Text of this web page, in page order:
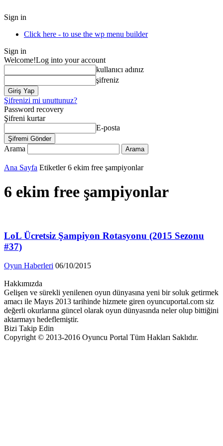
Sign in
Click here - to use the wp menu builder
Sign in
Welcome!Log into your account
kullanıcı adınız
şifreniz
Şifrenizi mi unuttunuz?
Password recovery
Şifreni kurtar
E-posta
Arama
Ana Sayfa Etiketler 6 ekim free şampiyonlar
6 ekim free şampiyonlar
LoL Ücretsiz Şampiyon Rotasyonu (2015 Sezonu
#37)
Oyun Haberleri 06/10/2015
Hakkımızda
Gelişen ve sürekli yenilenen oyun dünyasına yeni bir soluk getirmek
amacı ile Mayıs 2013 tarihinde hizmete giren oyuncuportal.com siz
değerli okurlarına güncel olarak oyun dünyasında neler olup bittiğini
aktarmayı hedeflemiştir.
Bizi Takip Edin
Copyright © 2013-2016 Oyuncu Portal Tüm Hakları Saklıdır.